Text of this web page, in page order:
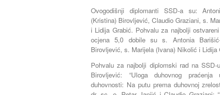
Ovogodišnji diplomanti SSD-a su:
(Kristina) Birovljević, Claudio Graziani, s.
i Lidija Grabić. Pohvalu za najbolji
ocjena 5,0 dobile su s. Antonia
Birovljević, s. Marijela (Ivana) Nikolić i Lidija
Pohvalu za najbolji diplomski rad na
Birovljević: “Uloga duhovnog
duhovnosti: Na putu prema duhovnoj